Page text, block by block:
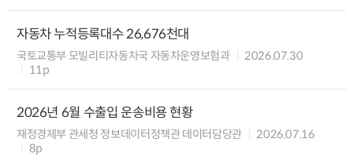
자동차 누적등록대수 26,676천대
국토교통부 모빌리티자동차국 자동차운영보험과
2026.07.30
11p
2026년 6월 수출입 운송비용 현황
재정경제부 관세청 정보데이터정책관 데이터담당관
2026.07.16
8p